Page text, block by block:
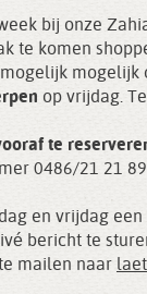
bij onze
te komen
mogelijk
op vrijdag.
te
0486/21 21
en vrijdag
bericht te
mailen naar